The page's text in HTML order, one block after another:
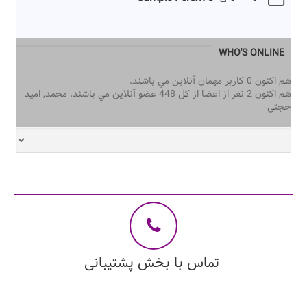
WHO'S ONLINE
هم اكنون 0 كاربر مهمان آنلاين مي باشند.
هم اكنون 2 نفر از اعضا از كل 448 عضو آنلاين مي باشند.
محمد,امید
حجتی
تماس با بخش پشتیبانی